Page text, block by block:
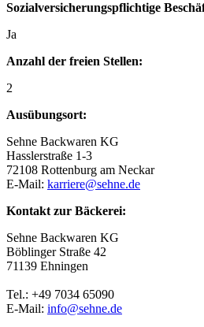
Sozialversicherungspflichtige
Ja
Anzahl der freien Stellen:
2
Ausübungsort:
Sehne Backwaren KG
Hasslerstraße 1-3
72108 Rottenburg am Neckar
E-Mail: karriere@sehne.de
Kontakt zur Bäckerei:
Sehne Backwaren KG
Böblinger Straße 42
71139 Ehningen
Tel.: +49 7034 65090
E-Mail: info@sehne.de